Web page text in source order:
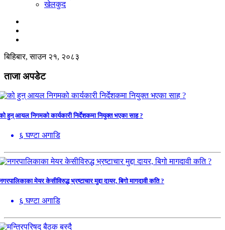
खेलकुद
बिहिबार, साउन २१, २०८३
ताजा अपडेट
हुन् आयल निगमको कार्यकारी निर्देशकमा नियुक्त भएका साह ?
६ घण्टा अगाडि
मेयर केसीविरुद्ध भ्रष्टाचार मुद्दा दायर, बिगो मागदावी कति ?
६ घण्टा अगाडि